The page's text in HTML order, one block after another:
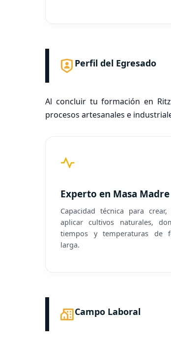
Perfil del Egresado
Al concluir tu formación en
procesos artesanales e
Experto en Masa Madre
Capacidad técnica para
aplicar cultivos naturales,
tiempos y temperaturas de
larga.
Campo Laboral